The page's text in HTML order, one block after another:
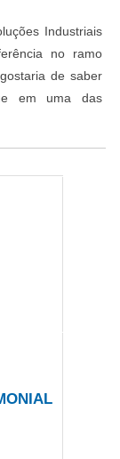
Industriais
no ramo
de saber
em uma das